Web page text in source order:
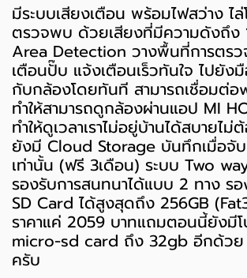
มีระบบเสียงเตือน พร้อมไฟสว่าง ไ
ตรวจพบ ด้วยเสียงที่มีความดังถึง
Area Detection วางพื้นที่การตรว
เตือนปั๊บ แจ้งเตือนเร็วทันใจ ไปยัง
กับกล้องโดยทันที สามารถเชื่อมต่อ
ทำให้สามารถดูกล้องผ่านแอป MI
ทำให้ดูเวลาเราไม่อยู่บ้านได้สบายไ
ยังมี Cloud Storage บันทึกเมื่อจับ
เท่านั้น (ฟรี 3เดือน) ระบบ Two
รองรับการสนทนาได้แบบ 2 ทาง ร
SD Card ได้สูงสุดถึง 256GB
ราคาแค่ 2059 บาทแถมตอนนี้ยังมี
micro-sd card ถึง 32gb อีกด้ว
ครับ